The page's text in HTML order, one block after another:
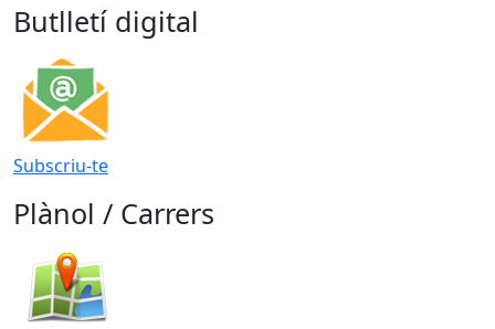
Butlletí digital
Subscriu-te
Plànol / Carrers